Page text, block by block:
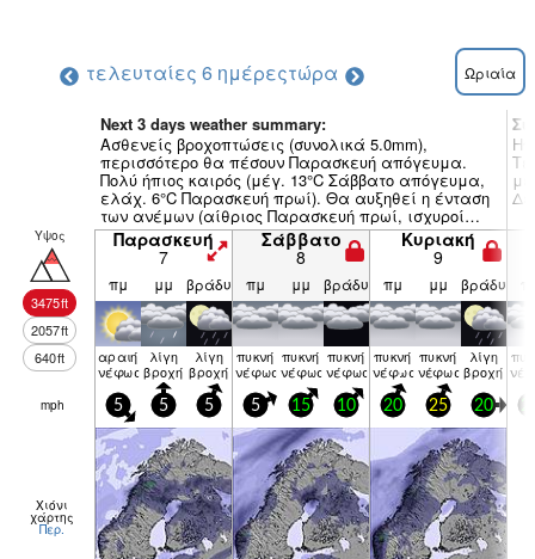
τελευταίες 6 ημέρεςτώρα Ωριαία
Next 3 days weather summary:
Ασθενείς βροχοπτώσεις (συνολικά 5.0mm),
περισσότερο θα πέσουν Παρασκευή απόγευμα.
Πολύ ήπιος καιρός (μέγ. 13°C Σάββατο απόγευμα,
ελάχ. 6°C Παρασκευή πρωί). Θα αυξηθεί η ένταση
των ανέμων (αίθριος Παρασκευή πρωί, ισχυροί
άνεμοι ΝΝΔ από Κυριακή απόγευμα).
Υψος
3475ft
2057ft
640ft
Παρασκευή
7
Σάββατο
8
Κυριακή
9
πμ μμ βράδυ πμ μμ βράδυ πμ μμ βράδυ
αραιή
νέφωση
λίγη
βροχή
λίγη
βροχή
πυκνή
νέφωση
πυκνή
νέφωση
πυκνή
νέφωση
πυκνή
νέφωση
πυκνή
νέφωση
λίγη
βροχή
mph 5 5 5 5 15 10 20 25 20
Χιόνι
χάρτης
Περ.